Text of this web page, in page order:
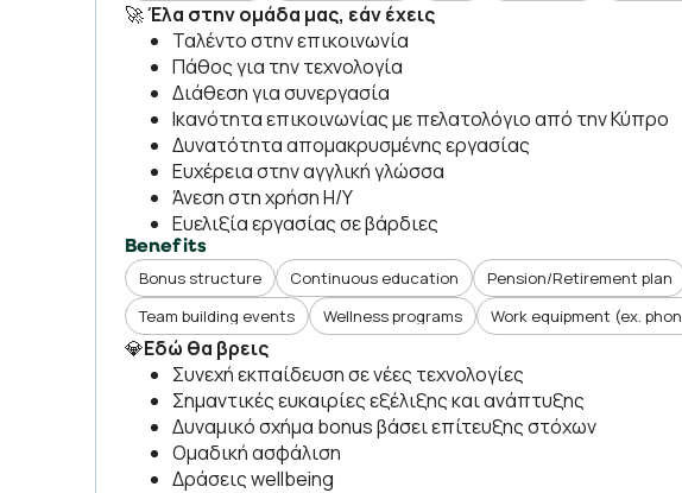
🚀Έλα στην ομάδα μας, εάν έχεις
Ταλέντο στην επικοινωνία
Πάθος για την τεχνολογία
Διάθεση για συνεργασία
Ικανότητα επικοινωνίας με πελατολόγιο από την Κύπρο
Δυνατότητα απομακρυσμένης εργασίας
Ευχέρεια στην αγγλική γλώσσα
Άνεση στη χρήση Η/Υ
Ευελιξία εργασίας σε βάρδιες
Benefits
Bonus structure Continuous education Pension/Retirement plan
Team building events
Wellness programs Work equipment (ex.
💎Εδώ θα βρεις
Συνεχή εκπαίδευση σε νέες τεχνολογίες
Σημαντικές ευκαιρίες εξέλιξης και ανάπτυξης
Δυναμικό σχήμα bonus βάσει επίτευξης στόχων
Ομαδική ασφάλιση
Δράσεις wellbeing